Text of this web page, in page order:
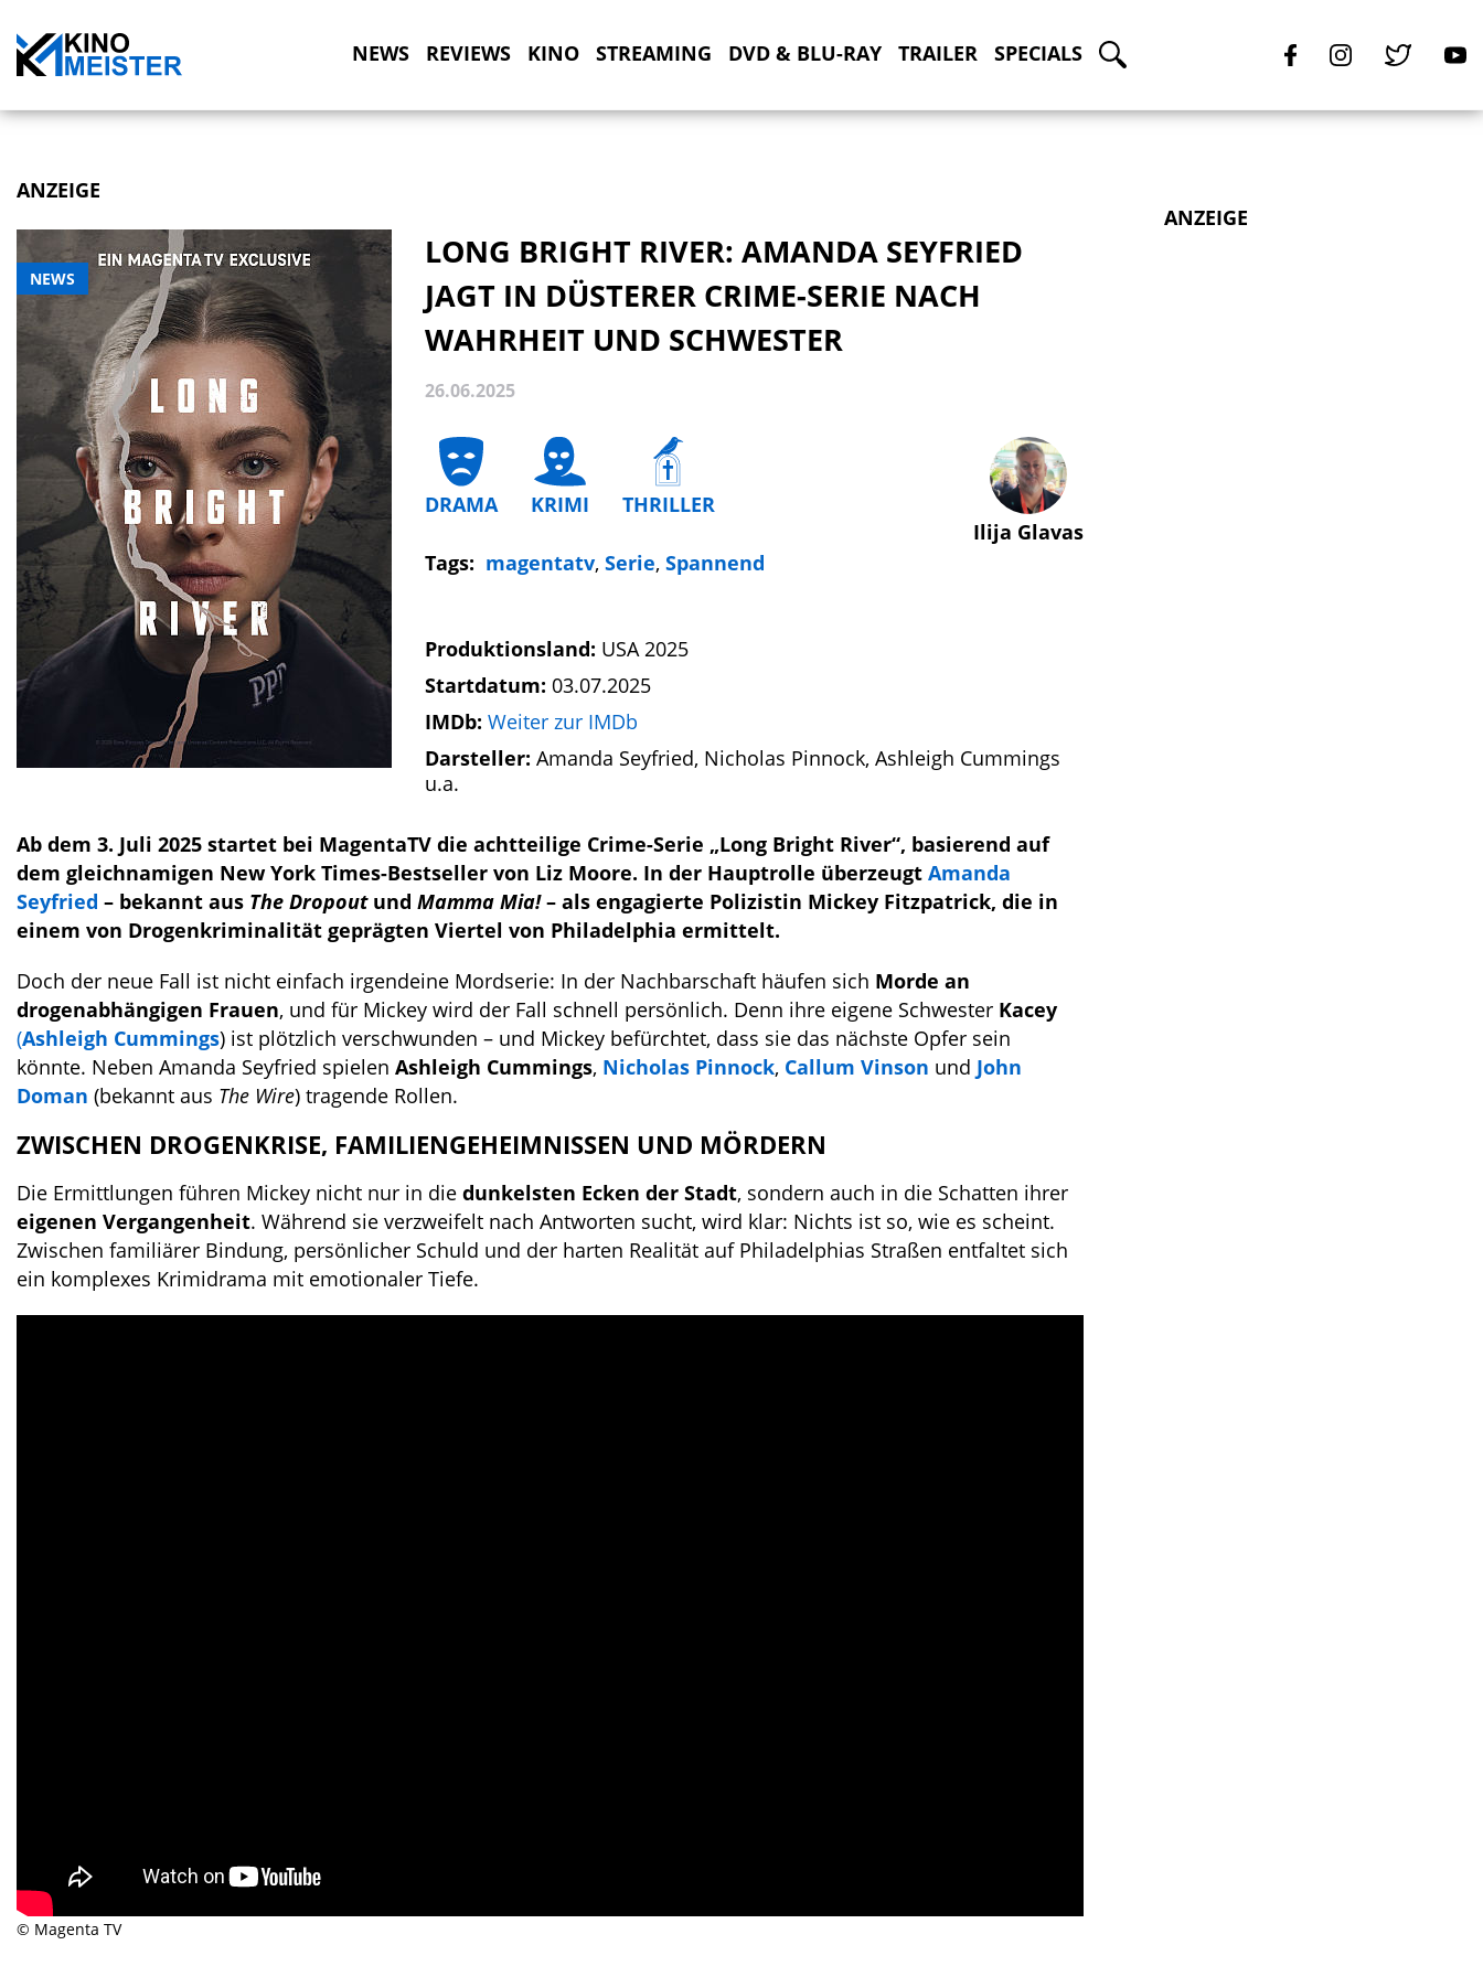
NEWS REVIEWS KINO STREAMING DVD & BLU-RAY TRAILER SPECIALS
ANZEIGE
NEWS
LONG BRIGHT RIVER: AMANDA SEYFRIED
JAGT IN DÜSTERER CRIME-SERIE NACH
WAHRHEIT UND SCHWESTER
26.06.2025
DRAMA KRIMI THRILLER
Tags: magentatv, Serie, Spannend
Ilija Glavas
Produktionsland: USA 2025
Startdatum: 03.07.2025
IMDb: Weiter zur IMDb
Darsteller: Amanda Seyfried, Nicholas Pinnock, Ashleigh Cummings
u.a.
Ab dem 3. Juli 2025 startet bei MagentaTV die achtteilige Crime-Serie „Long Bright River“, basierend auf
dem gleichnamigen New York Times-Bestseller von Liz Moore. In der Hauptrolle überzeugt Amanda
Seyfried – bekannt aus The Dropoutund Mamma Mia!– als engagierte Polizistin Mickey Fitzpatrick, die in
einem von Drogenkriminalität geprägten Viertel von Philadelphia ermittelt.
Doch der neue Fall ist nicht einfach irgendeine Mordserie: In der Nachbarschaft häufen sich Morde an
drogenabhängigen Frauen, und für Mickey wird der Fall schnell persönlich. Denn ihre eigene Schwester Kacey
(Ashleigh Cummings) ist plötzlich verschwunden – und Mickey befürchtet, dass sie das nächste Opfer sein
könnte. Neben Amanda Seyfried spielen Ashleigh Cummings, Nicholas Pinnock, Callum Vinson und John
Doman (bekannt aus The Wire) tragende Rollen.
ZWISCHEN DROGENKRISE, FAMILIENGEHEIMNISSEN UND MÖRDERN
Die Ermittlungen führen Mickey nicht nur in die dunkelsten Ecken der Stadt, sondern auch in die Schatten ihrer
eigenen Vergangenheit. Während sie verzweifelt nach Antworten sucht, wird klar: Nichts ist so, wie es scheint.
Zwischen familiärer Bindung, persönlicher Schuld und der harten Realität auf Philadelphias Straßen entfaltet sich
ein komplexes Krimidrama mit emotionaler Tiefe.
© Magenta TV
ANZEIGE